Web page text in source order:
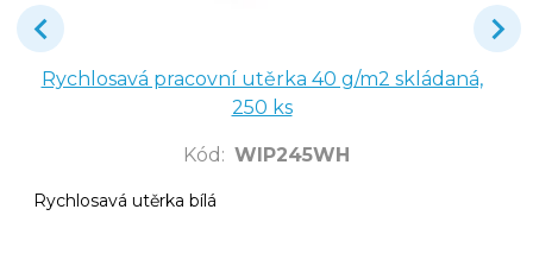
Rychlosavá pracovní utěrka 40 g/m2 skládaná,
250 ks
Kód : WIP245WH
Rychlosavá utěrka bílá